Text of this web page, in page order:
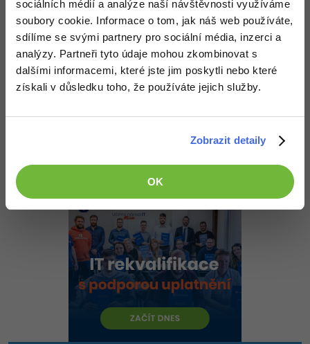
sociálních médií a analýze naší návštěvnosti využíváme
soubory cookie. Informace o tom, jak náš web používáte,
sdílíme se svými partnery pro sociální média, inzerci a
analýzy. Partneři tyto údaje mohou zkombinovat s
dalšími informacemi, které jste jim poskytli nebo které
získali v důsledku toho, že používáte jejich služby.
Zobrazit detaily
OK
Marketing -30%
WordPress
SEO -30%
-25%
Copywriting -30%
MS Office -80%
Google Dokumenty
Time management
Adobe Illustrator -80%
Adobe Lightroom -30%
Adobe XD -15%
Inkscape
Fotografování -80%
Video
Fórum
Kariéra
Pro firmy
Odpovědět
Odpovídá na ORRNY99
ORRNY99: 17.8.2015 22:01
Tak jsem to vyřešil zapomněl jsem tam přidat